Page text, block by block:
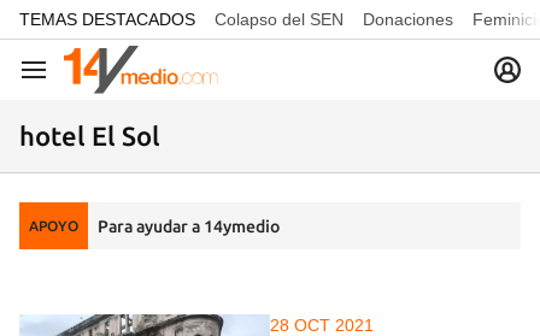
common.go-to-content
TEMAS DESTACADOS Colapso del SEN Donaciones
Navegación
hotel El Sol
APOYO Para ayudar a 14ymedio
28 OCT 2021